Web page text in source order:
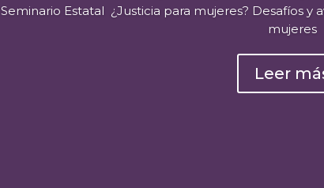
Seminario Estatal ¿Justicia para mujeres? Desafíos y
mujeres
Leer